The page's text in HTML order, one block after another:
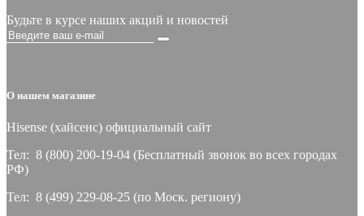
Будьте в курсе наших акций и новостей
О нашем магазине
Hisense (хайсeнс) официальный сайт
Тел: 8 (800) 200-19-04 (Бесплатный звонок во всех городах
РФ)
Тел: 8 (499) 229-08-25 (по Моск. региону)